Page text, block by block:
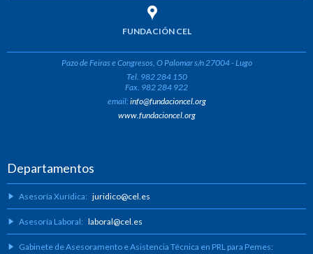
FUNDACIÓN CEL
Pazo de Feiras e Congresos, O Palomar s/n 27004 - Lugo
Tel. 982 284 150
Fax. 982 284 922
email:info@fundacioncel.org
www.fundacioncel.org
Departamentos
Asesoría Xurídica: juridico@cel.es
Asesoría Laboral: laboral@cel.es
Gabinete de Asesoramento e Asistencia Técnica en PRL para Pemes: